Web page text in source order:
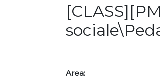
Area: